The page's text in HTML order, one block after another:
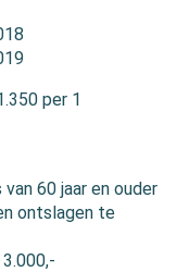
per 1
60 jaar en ouder
ontslagen te